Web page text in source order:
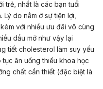
trẻ, nhất là các bạn tuổi
do nằm ở sự tiện lợi,
với nhiều ưu đãi vô cùng
dầu mỡ như vậy lại
tiết cholesterol làm suy yếu
ăn uống thiếu khoa học
chất cần thiết (đặc biệt là